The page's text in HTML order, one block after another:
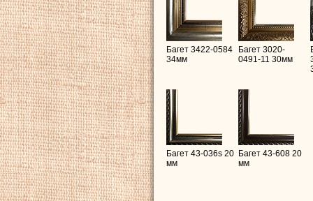
Багет 3422-0584
34мм
Багет 3020-
0491-11 30мм
Багет 43-036s 20
мм
Багет 43-608 20
мм